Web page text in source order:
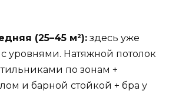
(25–45 м²): здесь уже
уровнями. Натяжной потолок
по зонам +
и барной стойкой + бра у